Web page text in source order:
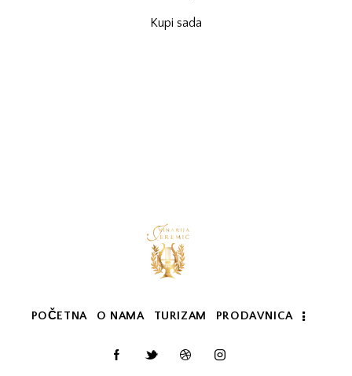
Kupi sada
POČETNA O NAMA TURIZAM PRODAVNICA